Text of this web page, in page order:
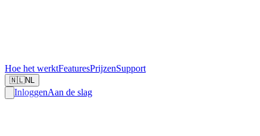
Hoe het werktFeaturesPrijzenSupport
🇳🇱NL
InloggenAan de slag